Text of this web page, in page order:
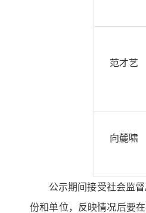
范才艺
向麓啸
公示期间接受社会监
份和单位，反映情况后要